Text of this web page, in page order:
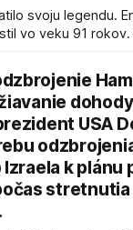
svoju legendu.
vo veku 91 rokov.
USA
k plánu